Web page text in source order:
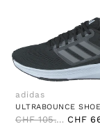
adidas
CHF 105.00